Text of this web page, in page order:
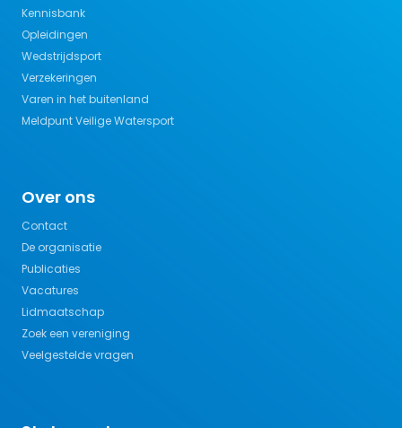
Kennisbank
Opleidingen
Wedstrijdsport
Verzekeringen
Varen in het buitenland
Meldpunt Veilige Watersport
Over ons
Contact
De organisatie
Publicaties
Vacatures
Lidmaatschap
Zoek een vereniging
Veelgestelde vragen